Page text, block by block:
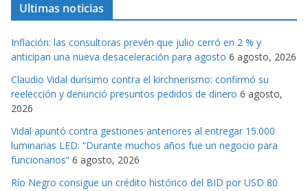
o
r
i
a
s
Ultimas noticias
Inflación: las consultoras prevén que julio cerró en 2 % y
anticipan una nueva desaceleración para agosto 6 agosto, 2026
Claudio Vidal durísimo contra el kirchnerismo: confirmó su
reelección y denunció presuntos pedidos de dinero 6 agosto,
2026
Vidal apuntó contra gestiones anteriores al entregar 15.000
luminarias LED: “Durante muchos años fue un negocio para
funcionarios” 6 agosto, 2026
Río Negro consigue un crédito histórico del BID por USD 80